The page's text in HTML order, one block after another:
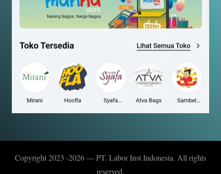
Copyright 2023 -2026 — PT. Labor Inst Indonesia. All rights
reserved.